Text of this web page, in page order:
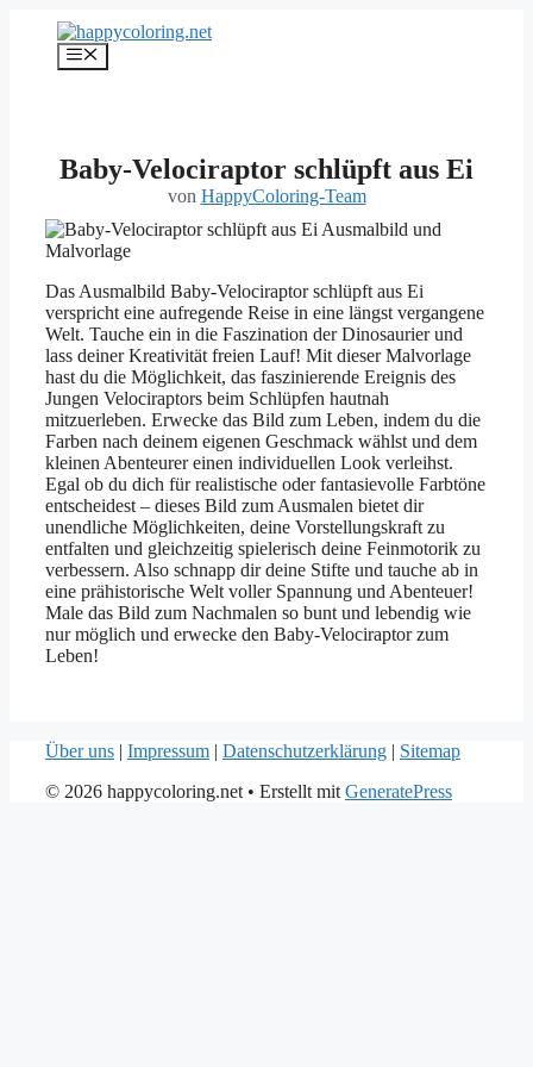
springen
Menü
Baby-Velociraptor schlüpft aus Ei
von HappyColoring-Team
Das Ausmalbild Baby-Velociraptor schlüpft aus Ei
verspricht eine aufregende Reise in eine längst vergangene
Welt. Tauche ein in die Faszination der Dinosaurier und
lass deiner Kreativität freien Lauf! Mit dieser Malvorlage
hast du die Möglichkeit, das faszinierende Ereignis des
Jungen Velociraptors beim Schlüpfen hautnah
mitzuerleben. Erwecke das Bild zum Leben, indem du die
Farben nach deinem eigenen Geschmack wählst und dem
kleinen Abenteurer einen individuellen Look verleihst.
Egal ob du dich für realistische oder fantasievolle Farbtöne
entscheidest – dieses Bild zum Ausmalen bietet dir
unendliche Möglichkeiten, deine Vorstellungskraft zu
entfalten und gleichzeitig spielerisch deine Feinmotorik zu
verbessern. Also schnapp dir deine Stifte und tauche ab in
eine prähistorische Welt voller Spannung und Abenteuer!
Male das Bild zum Nachmalen so bunt und lebendig wie
nur möglich und erwecke den Baby-Velociraptor zum
Leben!
Über uns | Impressum | Datenschutzerklärung | Sitemap
© 2026 happycoloring.net • Erstellt mit GeneratePress